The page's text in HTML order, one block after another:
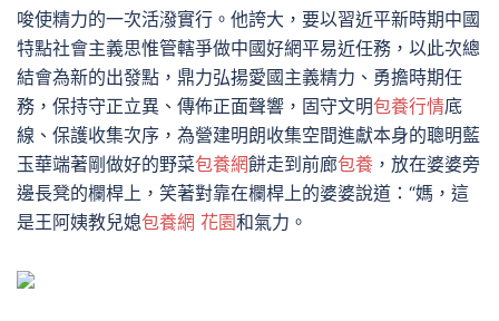
唆使精力的一次活潑實行。他誇大，要以習近平新時期中國
特點社會主義思惟管轄爭做中國好網平易近任務，以此次總
結會為新的出發點，鼎力弘揚愛國主義精力、勇擔時期任
務，保持守正立異、傳佈正面聲響，固守文明包養行情底
線、保護收集次序，為營建明朗收集空間進獻本身的聰明藍
玉華端著剛做好的野菜包養網餅走到前廊包養 ，放在婆婆旁
邊長凳的欄桿上，笑著對靠在欄桿上的婆婆說道：“媽，這
是王阿姨教兒媳包養網 花園和氣力。